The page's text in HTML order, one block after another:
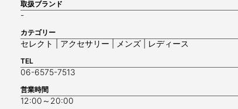
取扱ブランド
-
カテゴリー
セレクト | アクセサリー | メンズ | レディース
TEL
06-6575-7513
営業時間
12:00～20:00